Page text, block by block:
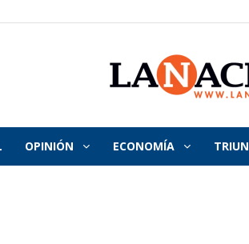
La
OPINIÓN ECONOMÍA